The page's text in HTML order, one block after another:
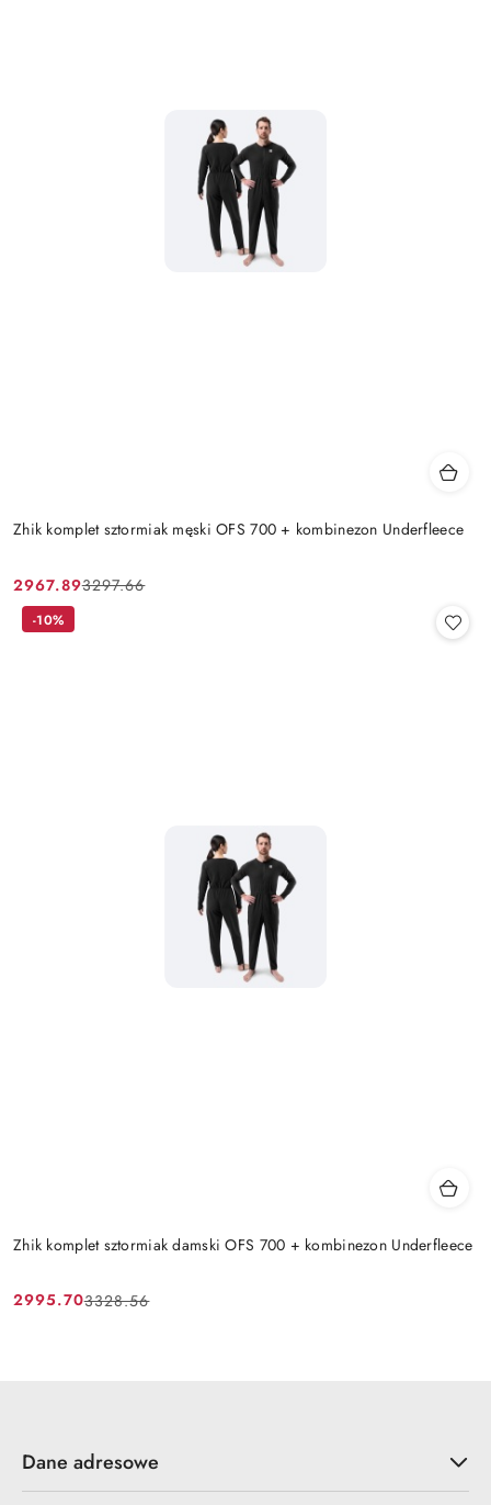
Zhik komplet sztormiak męski OFS 700 + kombinezon Underfleece
Cena
promocyjna:
2967.89
Cena
przed
3297.66
Zhik komplet sztormiak damski OFS 700 + kombinezon Underfleece
Cena
2995.70
Cena
3328.56
-10%
Dane adresowe